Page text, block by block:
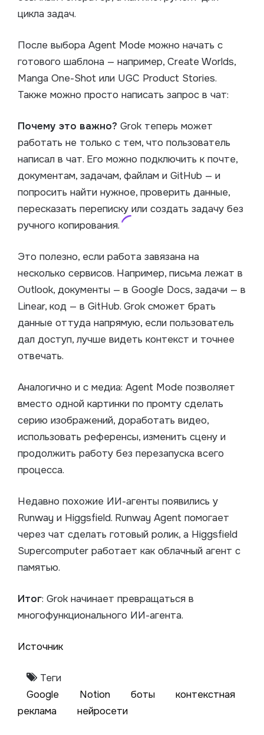
цикла задач.
После выбора Agent Mode можно начать с
готового шаблона — например, Create Worlds,
Manga One-Shot или UGC Product Stories.
Также можно просто написать запрос в чат:
Почему это важно? Grok теперь может
работать не только с тем, что пользователь
написал в чат. Его можно подключить к почте,
документам, задачам, файлам и GitHub — и
попросить найти нужное, проверить данные,
пересказать переписку или создать задачу без
ручного копирования.
Это полезно, если работа завязана на
несколько сервисов. Например, письма лежат в
Outlook, документы — в Google Docs, задачи — в
Linear, код — в GitHub. Grok сможет брать
данные оттуда напрямую, если пользователь
дал доступ, лучше видеть контекст и точнее
отвечать.
Аналогично и с медиа: Agent Mode позволяет
вместо одной картинки по промту сделать
серию изображений, доработать видео,
использовать референсы, изменить сцену и
продолжить работу без перезапуска всего
процесса.
Недавно похожие ИИ-агенты появились у
Runway и Higgsfield. Runway Agent помогает
через чат сделать готовый ролик, а Higgsfield
Supercomputer работает как облачный агент с
памятью.
Итог: Grok начинает превращаться в
многофункционального ИИ-агента.
Источник
Теги
Google
Notion боты
контекстная
реклама
нейросети